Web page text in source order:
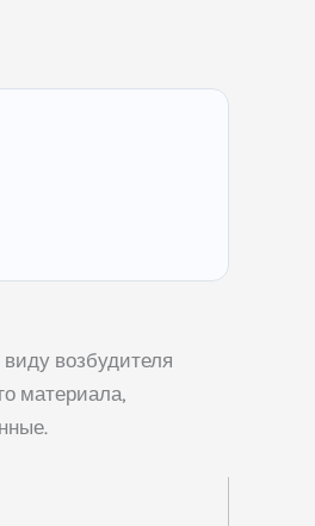
возбудителя
материала,